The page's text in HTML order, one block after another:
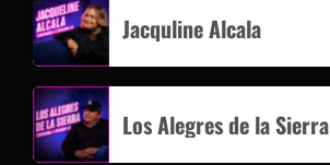
Jacquline Alcala
Los Alegres de la Sierra